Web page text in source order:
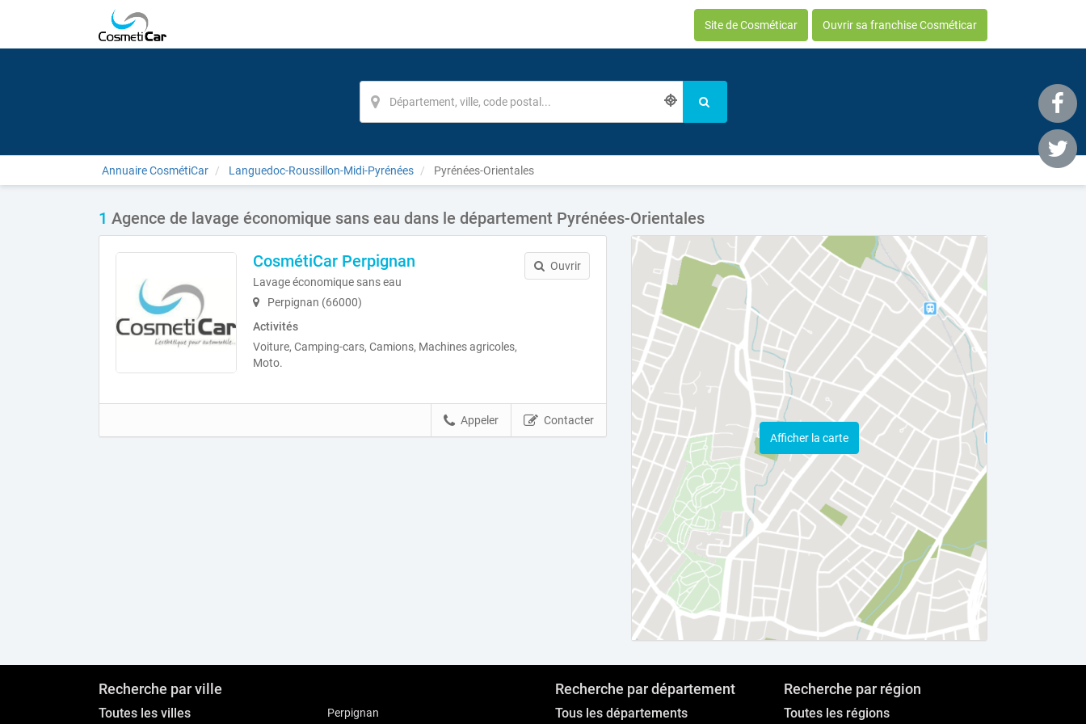
Site de Cosméticar Ouvrir sa franchise Cosméticar
Annuaire CosmétiCar Languedoc-Roussillon-Midi-Pyrénées Pyrénées-Orientales
1 Agence de lavage économique sans eau dans le département Pyrénées-Orientales
CosmétiCar Perpignan
Lavage économique sans eau
Perpignan (66000)
Activités
Voiture, Camping-cars, Camions, Machines agricoles,
Moto.
Ouvrir
Contacter
Appeler
Afficher la carte
Recherche par ville
Toutes les villes
Perpignan
Recherche par département
Tous les départements
Recherche par région
Toutes les régions